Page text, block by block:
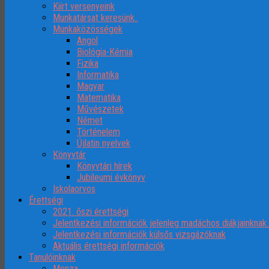
Kiírt versenyeink
Munkatársat keresünk..
Munkaközösségek
Angol
Biológia-Kémia
Fizika
Informatika
Magyar
Matematika
Művészetek
Német
Történelem
Újlatin nyelvek
Könyvtár
Könyvtári hírek
Jubileumi évkönyv
Iskolaorvos
Érettségi
2021. őszi érettségi
Jelentkezési információk jelenleg madáchos
Jelentkezési információk külsős vizsgázóknak
Aktuális érettségi információk
Tanulóinknak